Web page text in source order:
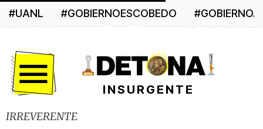
#UANL #GOBIERNOESCOBEDO
INSURGENTE
IRREVERENTE